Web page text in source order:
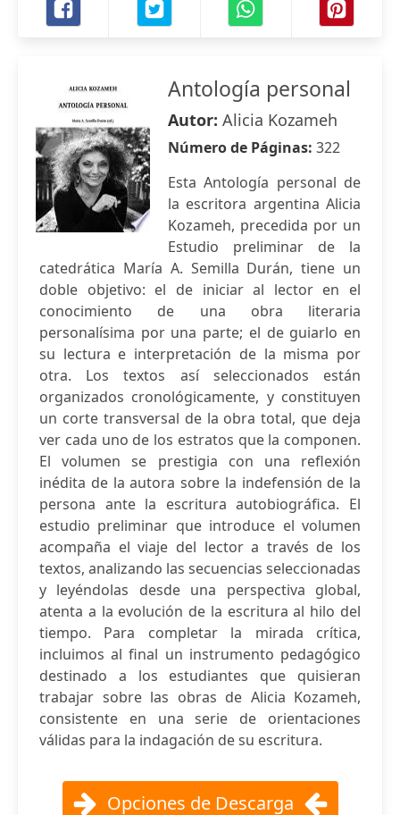
Antología personal
Autor: Alicia Kozameh
Número de Páginas: 322
Esta Antología personal de
la escritora argentina Alicia
Kozameh, precedida por un
Estudio preliminar de la
catedrática María A. Semilla Durán, tiene un
doble objetivo: el de iniciar al lector en el
conocimiento de una obra literaria
personalísima por una parte; el de guiarlo en
su lectura e interpretación de la misma por
otra. Los textos así seleccionados están
organizados cronológicamente, y constituyen
un corte transversal de la obra total, que deja
ver cada uno de los estratos que la componen.
El volumen se prestigia con una reflexión
inédita de la autora sobre la indefensión de la
persona ante la escritura autobiográfica. El
estudio preliminar que introduce el volumen
acompaña el viaje del lector a través de los
textos, analizando las secuencias seleccionadas
y leyéndolas desde una perspectiva global,
atenta a la evolución de la escritura al hilo del
tiempo. Para completar la mirada crítica,
incluimos al final un instrumento pedagógico
destinado a los estudiantes que quisieran
trabajar sobre las obras de Alicia Kozameh,
consistente en una serie de orientaciones
válidas para la indagación de su escritura.
Opciones de Descarga